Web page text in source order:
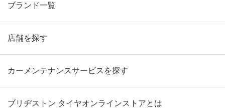
ブランド一覧
店舗を探す
カーメンテナンスサービスを探す
ブリヂストン タイヤオンラインストアとは